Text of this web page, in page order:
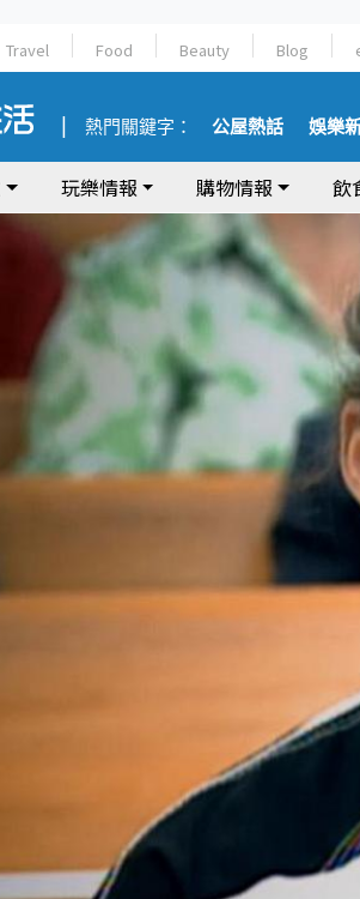
Travel Food Beauty Blog
熱門關鍵字： 公屋熱話 娛樂
玩樂情報 購物情報 飲